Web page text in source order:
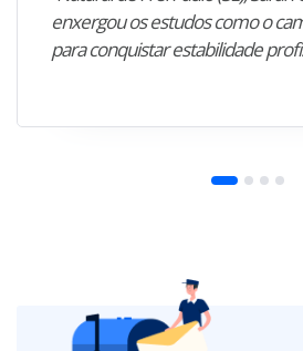
enxergou os estudos como o
para conquistar estabilidade